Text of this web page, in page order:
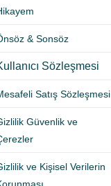
& Sonsöz
Sözleşmesi
Satış Sözleşmesi
Güvenlik ve
ve Kişisel Verilerin